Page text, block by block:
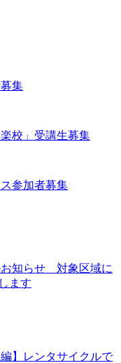
集
校」受講生募集
参加者募集
知らせ 対象区域に
ます
編】レンタサイクルで